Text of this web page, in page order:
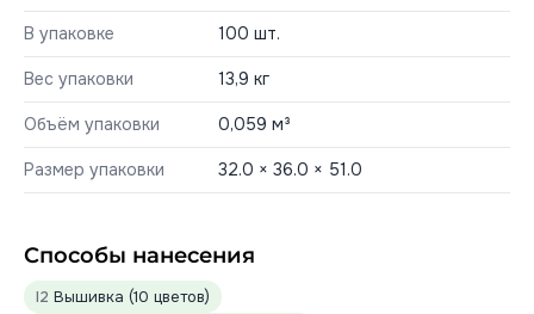
В упаковке 100 шт.
Вес упаковки 13,9 кг
Объём упаковки 0,059 м³
Размер упаковки 32.0 × 36.0 × 51.0
Способы нанесения
I2 Вышивка (10 цветов)